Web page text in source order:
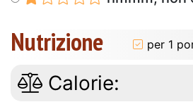
Nutrizione per 1
Calorie: